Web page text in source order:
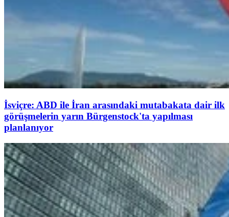
İsviçre: ABD ile İran arasındaki mutabakata dair ilk
görüşmelerin yarın Bürgenstock'ta yapılması
planlanıyor